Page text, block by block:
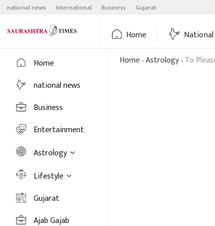
Skip
content
national news International Business Gujarat
Home
Home
national news
Business
Entertainment
Astrology
Lifestyle
Gujarat
Ajab Gajab
Home»Astrology»To